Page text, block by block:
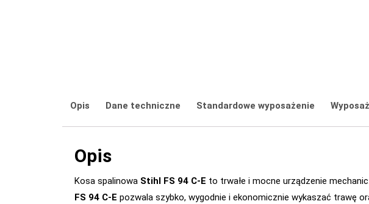
Opis Dane techniczne Standardowe wyposażenie
Opis
Kosa spalinowa Stihl FS 94 C-E to trwałe i mocne urządzenie
FS 94 C-E pozwala szybko, wygodnie i ekonomicznie wykaszać trawę